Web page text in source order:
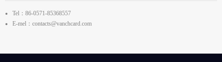
Tel：86-0571-85368557
E-mel：contacts@vanchcard.com